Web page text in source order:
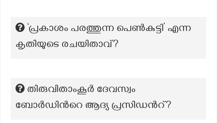
‘പ്രകാശം പരത്തുന്ന പെൺകുട്ടി’ എന്ന
കൃതിയുടെ രചയിതാവ്?
തിരുവിതാംകൂർ ദേവസ്വം
ബോർഡിന്‍റെ ആദ്യ പ്രസിഡന്‍റ്?